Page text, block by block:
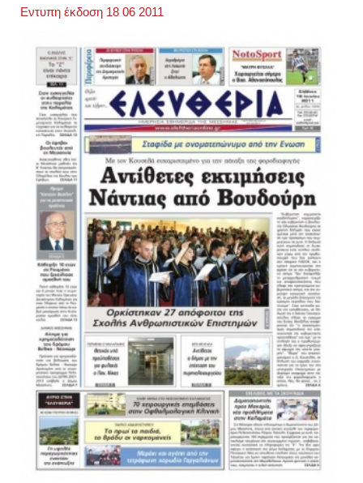
Εντυπη έκδοση 18 06 2011